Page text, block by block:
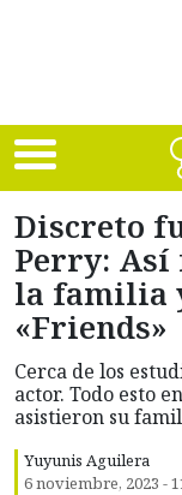
Discreto
Perry: Así
la familia
«Friends»
Cerca de los
actor. Todo esto
asistieron su
Yuyunis Aguilera
6 noviembre, 2023 -